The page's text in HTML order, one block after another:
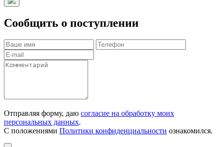
Сообщить о поступлении
Отправляя форму, даю согласие на обработку моих
персональных данных.
С положениями Политики конфиденциальности ознакомился.